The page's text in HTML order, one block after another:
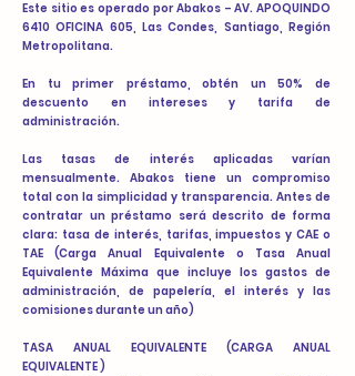
Este sitio es operado por Abakos – AV. APOQUINDO
6410 OFICINA 605, Las Condes, Santiago, Región
Metropolitana.
En tu primer préstamo, obtén un 50% de
descuento en intereses y tarifa de
administración.
Las tasas de interés aplicadas varían
mensualmente. Abakos tiene un compromiso
total con la simplicidad y transparencia. Antes de
contratar un préstamo será descrito de forma
clara: tasa de interés, tarifas, impuestos y CAE o
TAE (Carga Anual Equivalente o Tasa Anual
Equivalente Máxima que incluye los gastos de
administración, de papelería, el interés y las
comisiones durante un año)
TASA ANUAL EQUIVALENTE (CARGA ANUAL
EQUIVALENTE )